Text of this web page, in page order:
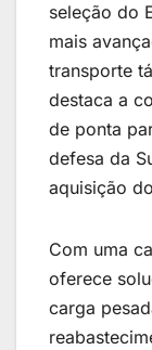
seleção do
mais
transporte
destaca a
de ponta
defesa da
aquisição
Com uma
oferece
carga